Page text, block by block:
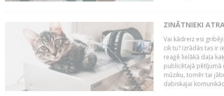
ZINĀTNIEKI
Vai kādreiz esi
cik tu? Izrādās tas ir
reaģē lielākā daļa
publicētajā pētījumā
mūziku, tomēr tai
dabiskajai